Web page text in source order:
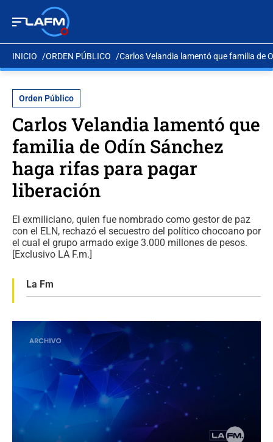
INICIO ORDEN PÚBLICO Carlos Velandia lamentó que familia de
Orden Público
Carlos Velandia lamentó que
familia de Odín Sánchez
haga rifas para pagar
liberación
El exmiliciano, quien fue nombrado como gestor de paz
con el ELN, rechazó el secuestro del político chocoano por
el cual el grupo armado exige 3.000 millones de pesos.
[Exclusivo LA F.m.]
La Fm